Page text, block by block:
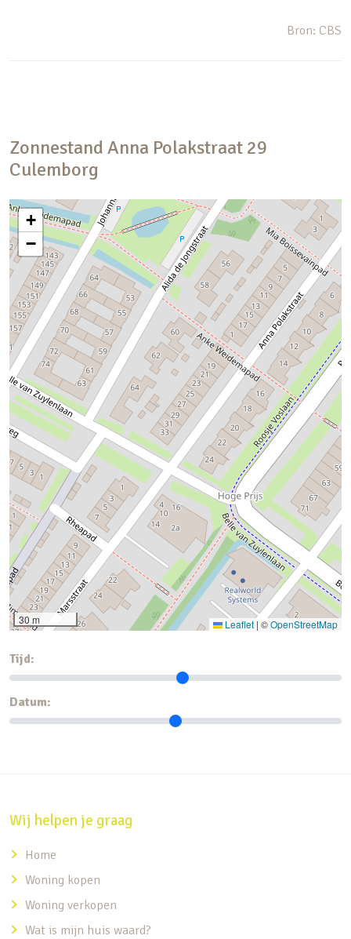
Bron: CBS
Zonnestand Anna Polakstraat 29
Culemborg
+
−
30 m Leaflet | ©OpenStreetMap
Tijd:
Datum:
Wij helpen je graag
Home
Woning kopen
Woning verkopen
Wat is mijn huis waard?